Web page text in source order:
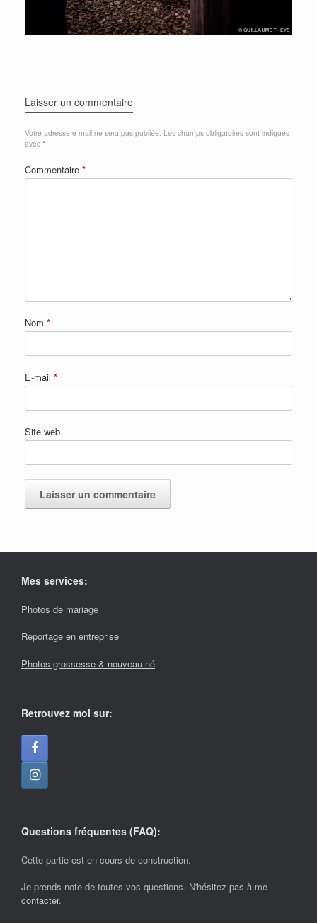
Laisser un commentaire
Votre adresse e-mail ne sera pas publiée. Les champs obligatoires sont indiqués
avec *
Commentaire *
Nom *
E-mail *
Site web
Mes services:
Photos de mariage
Reportage en entreprise
Photos grossesse & nouveau né
Retrouvez moi sur:
Questions fréquentes (FAQ):
Cette partie est en cours de construction.
Je prends note de toutes vos questions. N'hésitez pas à me
contacter.